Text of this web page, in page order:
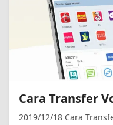
Cara Transfer
2019/12/18 Cara